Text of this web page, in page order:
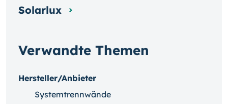
Verwandte Themen
Hersteller/Anbieter
Systemtrennwände
Solarlux